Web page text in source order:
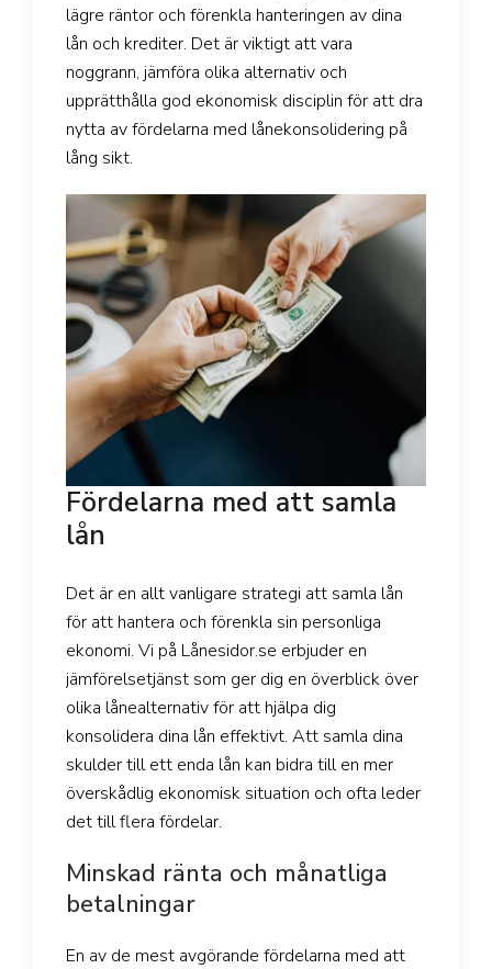
lägre räntor och förenkla hanteringen av dina
lån och krediter. Det är viktigt att vara
noggrann, jämföra olika alternativ och
upprätthålla god ekonomisk disciplin för att dra
nytta av fördelarna med lånekonsolidering på
lång sikt.
Fördelarna med att samla
lån
Det är en allt vanligare strategi att samla lån
för att hantera och förenkla sin personliga
ekonomi. Vi på Lånesidor.se erbjuder en
jämförelsetjänst som ger dig en överblick över
olika lånealternativ för att hjälpa dig
konsolidera dina lån effektivt. Att samla dina
skulder till ett enda lån kan bidra till en mer
överskådlig ekonomisk situation och ofta leder
det till flera fördelar.
Minskad ränta och månatliga
betalningar
En av de mest avgörande fördelarna med att